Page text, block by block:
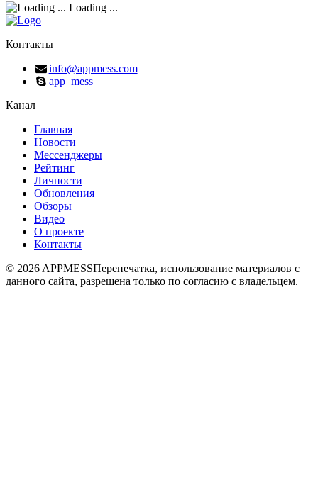
Loading ...
Контакты
info@appmess.com
app_mess
Канал
Главная
Новости
Мессенджеры
Рейтинг
Личности
Обновления
Обзоры
Видео
О проекте
Контакты
© 2026 APPMESSПерепечатка, использование материалов с
данного сайта, разрешена только по согласию с владельцем.